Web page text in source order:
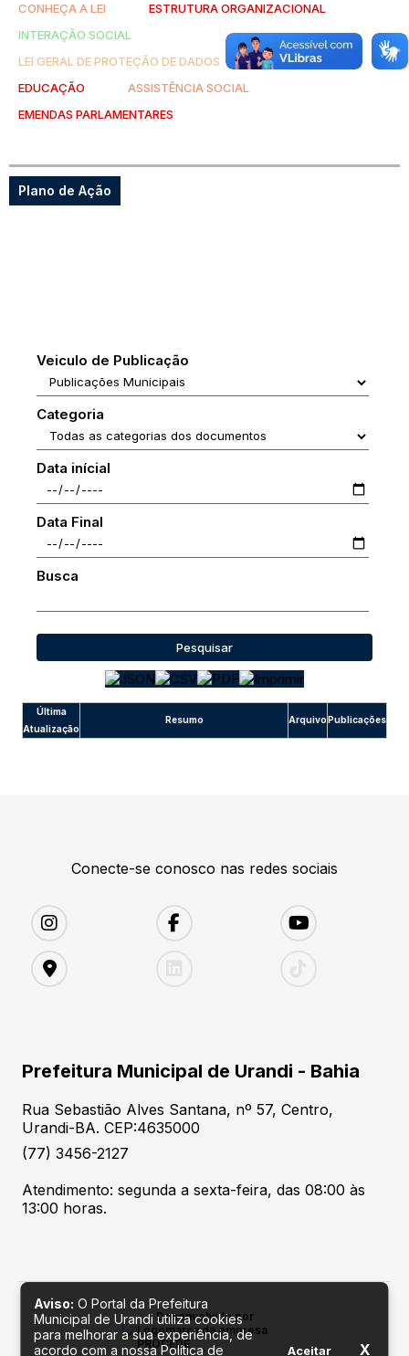
CONHEÇA A LEI
ESTRUTURA ORGANIZACIONAL
INTERAÇÃO SOCIAL
LEI GERAL DE PROTEÇÃO DE DADOS
SAÚDE
EDUCAÇÃO
ASSISTÊNCIA SOCIAL
EMENDAS PARLAMENTARES
Plano de Ação
Veiculo de Publicação
Categoria
Data inícial
Data Final
Busca
Pesquisar
Última
Atualização
Resumo ArquivoPublicações
Conecte-se conosco nas redes sociais
Prefeitura Municipal de Urandi - Bahia
Rua Sebastião Alves Santana, nº 57, Centro,
Urandi-BA. CEP:4635000
(77) 3456-2127
Atendimento: segunda a sexta-feira, das 08:00 às
13:00 horas.
Desenvolvido por
Aviso: O Portal da Prefeitura
Municipal de Urandi utiliza cookies
para melhorar a sua experiência, de
acordo com a nossa Política de
Aceitar X